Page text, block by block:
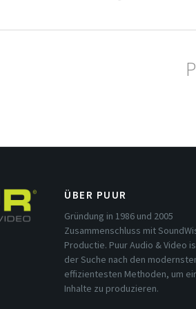
ÜBER PUUR
Gründung in 1986 und 2005
Zusammenschluss mit
Productie. Puur Audio & Video
der Suche nach den
effizientesten Methoden, um
Inhalte zu produzieren.